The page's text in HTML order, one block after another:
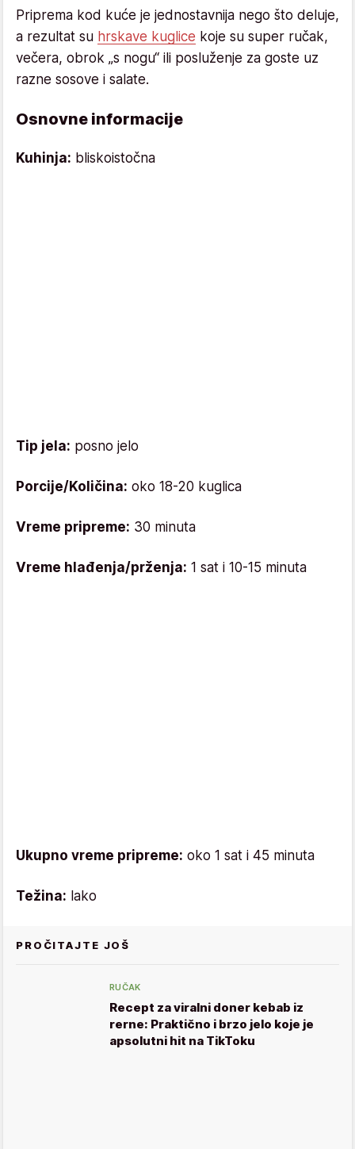
Priprema kod kuće je jednostavnija nego što deluje,
a rezultat su hrskave kuglice koje su super ručak,
večera, obrok „s nogu“ ili posluženje za goste uz
razne sosove i salate.
Osnovne informacije
Kuhinja: bliskoistočna
Tip jela: posno jelo
Porcije/Količina: oko 18-20 kuglica
Vreme pripreme: 30 minuta
Vreme hlađenja/prženja: 1 sat i 10-15 minuta
Ukupno vreme pripreme: oko 1 sat i 45 minuta
Težina: lako
PROČITAJTE JOŠ
RUČAK
Recept za viralni doner kebab iz
rerne: Praktično i brzo jelo koje je
apsolutni hit na TikToku